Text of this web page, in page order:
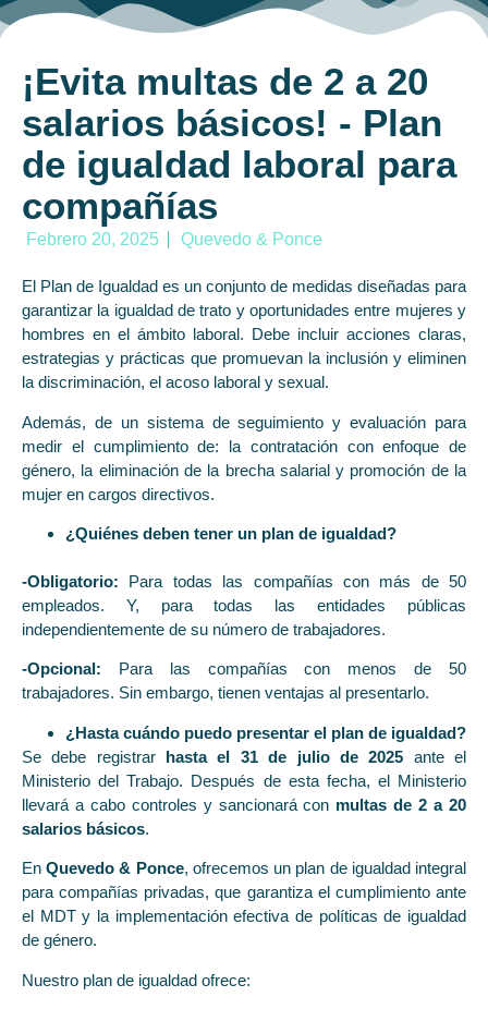
¡Evita multas de 2 a 20
salarios básicos! - Plan
de igualdad laboral para
compañías
Febrero 20, 2025 Quevedo & Ponce
El Plan de Igualdad es un conjunto de medidas diseñadas para
garantizar la igualdad de trato y oportunidades entre mujeres y
hombres en el ámbito laboral. Debe incluir acciones claras,
estrategias y prácticas que promuevan la inclusión y eliminen
la discriminación, el acoso laboral y sexual.
Además, de un sistema de seguimiento y evaluación para
medir el cumplimiento de: la contratación con enfoque de
género, la eliminación de la brecha salarial y promoción de la
mujer en cargos directivos.
¿Quiénes deben tener un plan de igualdad?
-Obligatorio: Para todas las compañías con más de 50
empleados. Y, para todas las entidades públicas
independientemente de su número de trabajadores.
-Opcional: Para las compañías con menos de 50
trabajadores. Sin embargo, tienen ventajas al presentarlo.
¿Hasta cuándo puedo presentar el plan de igualdad?
Se debe registrar hasta el 31 de julio de 2025 ante el
Ministerio del Trabajo. Después de esta fecha, el Ministerio
llevará a cabo controles y sancionará con multas de 2 a 20
salarios básicos.
EnQuevedo & Ponce, ofrecemos un plan de igualdad integral
para compañías privadas, que garantiza el cumplimiento ante
el MDT y la implementación efectiva de políticas de igualdad
de género.
Nuestro plan de igualdad ofrece: